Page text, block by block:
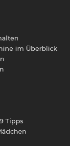
im Überblick
Tipps